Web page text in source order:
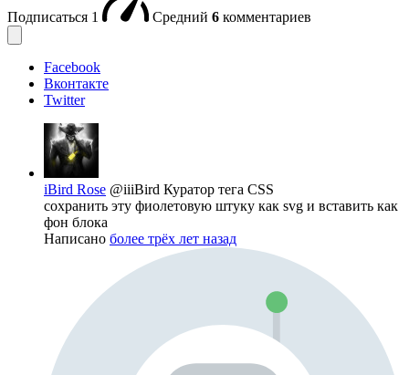
Подписаться 1 Средний 6 комментариев
Facebook
Вконтакте
Twitter
iBird Rose @iiiBird Куратор тега CSS
сохранить эту фиолетовую штуку как svg и вставить как
фон блока
Написано более трёх лет назад